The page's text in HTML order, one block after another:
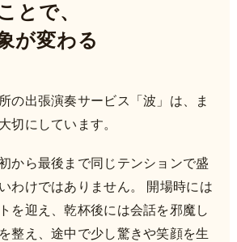
とで、
が変わる
の出張演奏サービス「波」は、ま
切にしています。
から最後まで同じテンションで盛
わけではありません。 開場時には
を迎え、乾杯後には会話を邪魔し
整え、途中で少し驚きや笑顔を生